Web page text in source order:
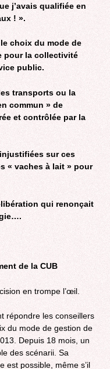
j’avais qualifiée en
! ».
choix du mode de
pour la collectivité
public.
transports ou la
commun » de
et contrôlée par la
sur ces
« vaches à lait » pour
qui renonçait
de la CUB
en trompe l’œil.
répondre les conseillers
du mode de gestion de
Depuis 18 mois, un
des scénarii. Sa
est possible, même s’il